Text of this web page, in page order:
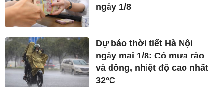
ngày 1/8
Dự báo thời tiết Hà Nội
ngày mai 1/8: Có mưa rào
và dông, nhiệt độ cao nhất
32°C